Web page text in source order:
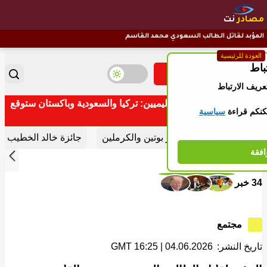
مصادرنت
العودة للرئيسية
المؤبد لقاتل الطالب السعودي محمد القاسم